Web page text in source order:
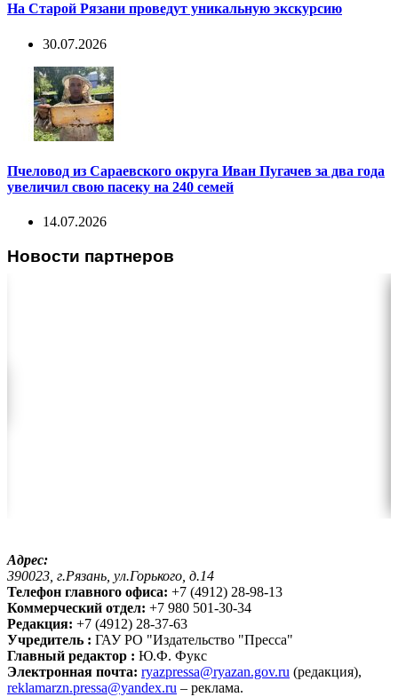
На Старой Рязани проведут уникальную экскурсию
30.07.2026
Пчеловод из Сараевского округа Иван Пугачев за два года
увеличил свою пасеку на 240 семей
14.07.2026
Новости партнеров
Адрес:
390023, г.Рязань, ул.Горького, д.14
Телефон главного офиса: +7 (4912) 28-98-13
Коммерческий отдел: +7 980 501-30-34
Редакция: +7 (4912) 28-37-63
Учредитель : ГАУ РО "Издательство "Пресса"
Главный редактор : Ю.Ф. Фукс
Электронная почта: ryazpressa@ryazan.gov.ru (редакция),
reklamarzn.pressa@yandex.ru – реклама.